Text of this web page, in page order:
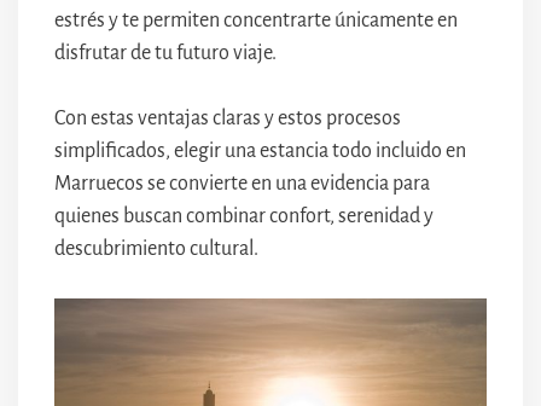
estrés y te permiten concentrarte únicamente en
disfrutar de tu futuro viaje.
Con estas ventajas claras y estos procesos
simplificados, elegir una estancia todo incluido en
Marruecos se convierte en una evidencia para
quienes buscan combinar confort, serenidad y
descubrimiento cultural.